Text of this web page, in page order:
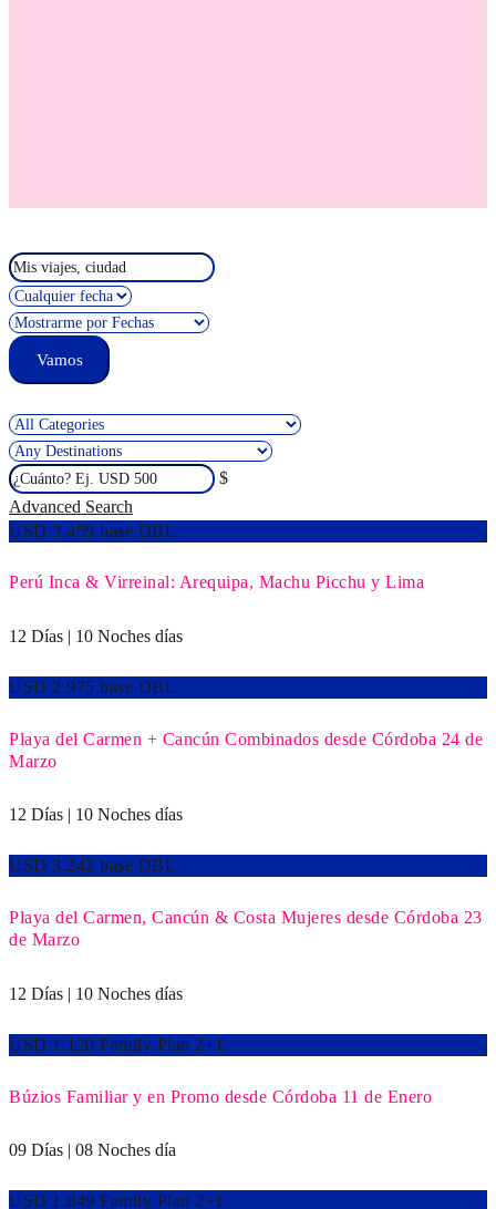
$
Advanced Search
USD 3.459 base DBL
Perú Inca & Virreinal: Arequipa, Machu Picchu y Lima
12 Días | 10 Noches días
USD 2.975 base DBL
Playa del Carmen + Cancún Combinados desde Córdoba 24 de
Marzo
12 Días | 10 Noches días
USD 3.242 base DBL
Playa del Carmen, Cancún & Costa Mujeres desde Córdoba 23
de Marzo
12 Días | 10 Noches días
USD 1.120 Family Plan 2+1
Búzios Familiar y en Promo desde Córdoba 11 de Enero
09 Días | 08 Noches día
USD 1.849 Family Plan 2+1